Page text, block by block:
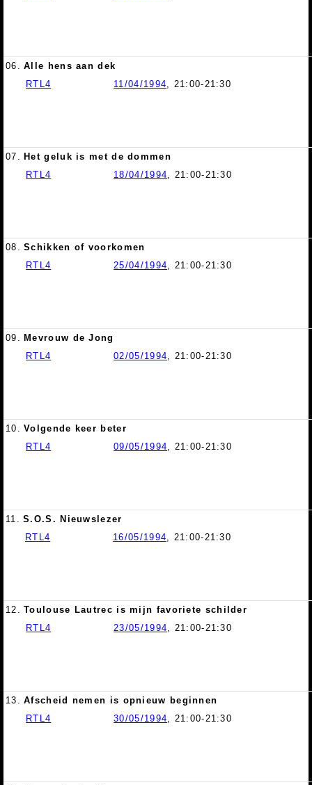
06. Alle hens aan dek
RTL4
11/04/1994, 21:00-21:30
07. Het geluk is met de dommen
RTL4
18/04/1994, 21:00-21:30
08. Schikken of voorkomen
RTL4
25/04/1994, 21:00-21:30
09. Mevrouw de Jong
RTL4
02/05/1994, 21:00-21:30
10. Volgende keer beter
RTL4
09/05/1994, 21:00-21:30
11. S.O.S. Nieuwslezer
RTL4
16/05/1994, 21:00-21:30
12. Toulouse Lautrec is mijn favoriete schilder
RTL4
23/05/1994, 21:00-21:30
13. Afscheid nemen is opnieuw beginnen
RTL4
30/05/1994, 21:00-21:30